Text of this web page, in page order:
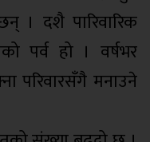
। दशै पारिवारिक
पर्व हो । वर्षभर
परिवारसँगै मनाउने